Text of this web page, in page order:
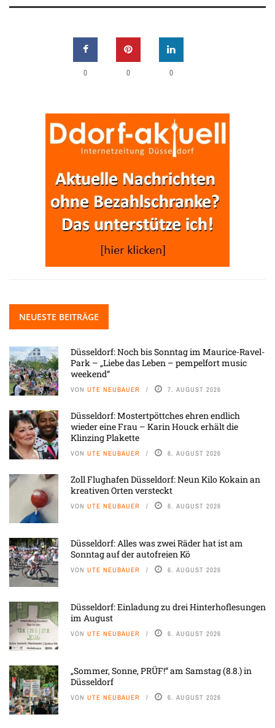
0 0 0
NEUESTE BEITRÄGE
Düsseldorf: Noch bis Sonntag im Maurice-Ravel-
Park – „Liebe das Leben – pempelfort music
weekend“
VON UTE NEUBAUER 7. AUGUST 2026
Düsseldorf: Mostertpöttches ehren endlich
wieder eine Frau – Karin Houck erhält die
Klinzing Plakette
VON UTE NEUBAUER 6. AUGUST 2026
Zoll Flughafen Düsseldorf: Neun Kilo Kokain an
kreativen Orten versteckt
VON UTE NEUBAUER 6. AUGUST 2026
Düsseldorf: Alles was zwei Räder hat ist am
Sonntag auf der autofreien Kö
VON UTE NEUBAUER 6. AUGUST 2026
Düsseldorf: Einladung zu drei Hinterhoflesungen
im August
VON UTE NEUBAUER 6. AUGUST 2026
„Sommer, Sonne, PRÜF!“ am Samstag (8.8.) in
Düsseldorf
VON UTE NEUBAUER 6. AUGUST 2026